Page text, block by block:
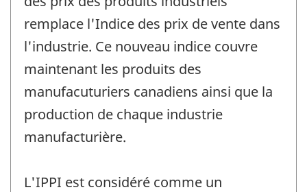
remplace l'Indice des prix de vente dans
l'industrie. Ce nouveau indice couvre
maintenant les produits des
manufacuturiers canadiens ainsi que la
production de chaque industrie
manufacturière.
L'IPPI est considéré comme un